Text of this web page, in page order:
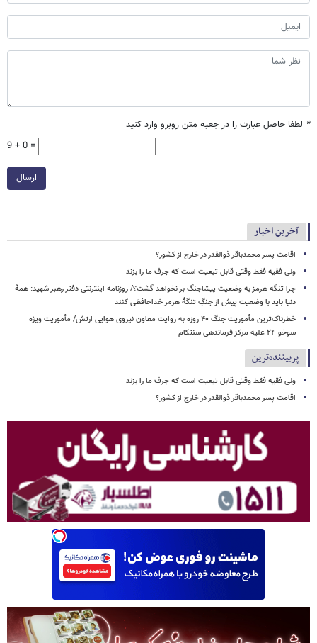
* لطفا حاصل عبارت را در جعبه متن روبرو وارد کنید
9 + 0 =
ارسال
آخرین اخبار
اقامت پسر محمدباقر ذوالقدر در خارج از کشور؟
ولی فقیه فقط وقتی قابل تبعیت است که جرف ما را بزند
چرا تنگه هرمز به وضعیت پیشاجنگ بر نخواهد گشت؟/ روزنامه اینترنتی دفتر رهبر شهید: همۀ
دنیا باید با وضعیت پیش از جنگِ تنگۀ هرمز خداحافظی کنند
خطرناک‌ترین مأموریت جنگ ۴۰ روزه به روایت معاون نیروی هوایی ارتش/ مأموریت ویژه
سوخو-۲۴ علیه مرکز فرماندهی سنتکام
پربیننده‌ترین
ولی فقیه فقط وقتی قابل تبعیت است که جرف ما را بزند
اقامت پسر محمدباقر ذوالقدر در خارج از کشور؟